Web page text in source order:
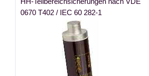
0670 T402 / IEC 60 282-1